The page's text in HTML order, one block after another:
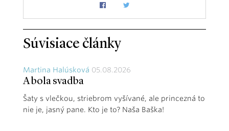
Súvisiace články
Martina Halúsková 05.08.2026
A bola svadba
Šaty s vlečkou, striebrom vyšívané, ale princezná to
nie je, jasný pane. Kto je to? Naša Baška!